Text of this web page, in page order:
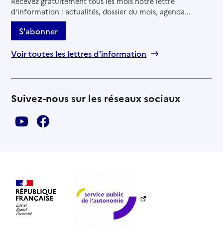
d'information : actualités, dossier du mois, agenda...
S'abonner
Voir toutes les lettres d'information
Suivez-nous sur les réseaux sociaux